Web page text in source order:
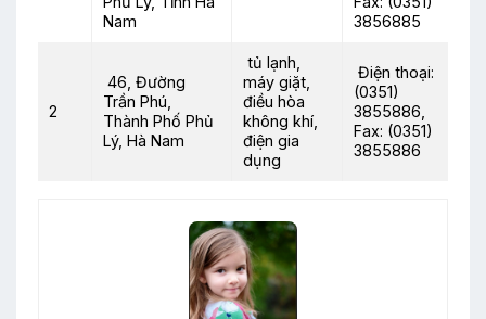
Nam
3856885
2
46, Đường
Trần Phú,
Thành Phố Phủ
Lý, Hà Nam
tủ lạnh,
máy giặt,
điều hòa
không khí,
điện gia
dụng
Điện thoại:
(0351)
3855886,
Fax: (0351)
3855886